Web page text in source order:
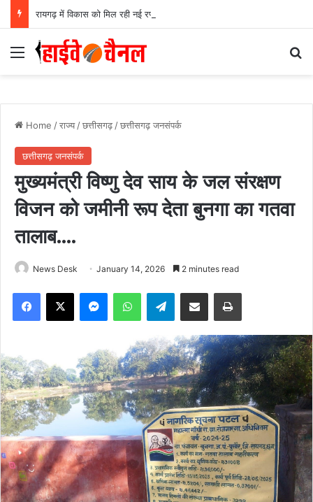
Menu
Home /राज्य /छत्तीसगढ़ /छत्तीसगढ़ जनसंपर्क
छत्तीसगढ़ जनसंपर्क
मुख्यमंत्री विष्णु देव साय के जल संरक्षण
विजन को जमीनी रूप देता बुनगा का गतवा
तालाब….
News Desk January 14, 2026 2 minutes read
Facebook
X MessengerWhatsAppTelegramShare via Email Print